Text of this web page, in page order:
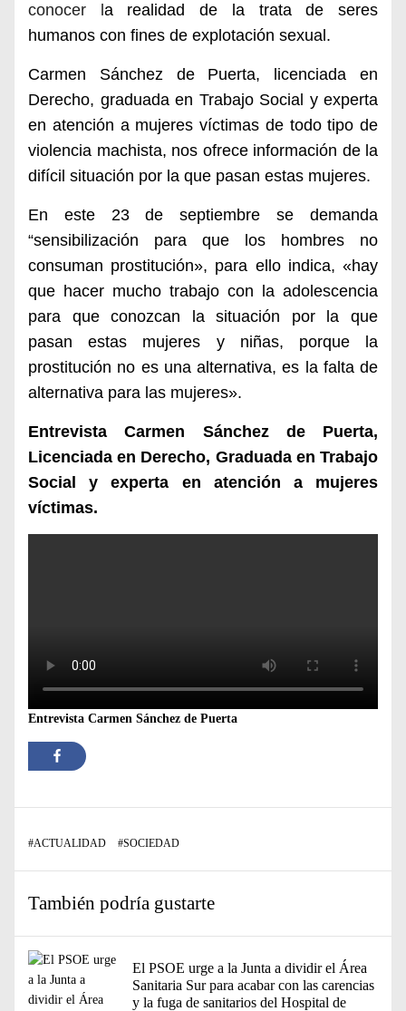
conocer l a realidad de la trata de seres
humanos con fines de explotación sexual.
Carmen Sánchez de Puerta, licenciada en
Derecho, graduada en Trabajo Social y experta
en atención a mujeres víctimas de todo tipo de
violencia machista, nos ofrece información de la
difícil situación por la que pasan estas mujeres.
En este 23 de septiembre se demanda
“sensibilización para que los hombres no
consuman prostitución», para ello indica, «hay
que hacer mucho trabajo con la adolescencia
para que conozcan la situación por la que
pasan estas mujeres y niñas, porque la
prostitución no es una alternativa, es la falta de
alternativa para las mujeres».
EntrevistaCarmen Sánchez de Puerta,
Licenciada en Derecho, Graduada en Trabajo
Social y experta en atención a mujeres
víctimas.
Entrevista Carmen Sánchez de Puerta
#ACTUALIDAD #SOCIEDAD
También podría gustarte
El PSOE urge a la Junta a dividir el Área
Sanitaria Sur para acabar con las carencias
y la fuga de sanitarios del Hospital de